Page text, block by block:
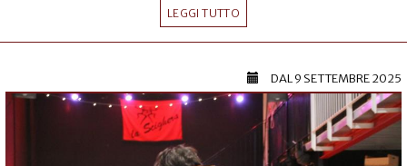
LEGGI TUTTO
DAL9 SETTEMBRE 2025